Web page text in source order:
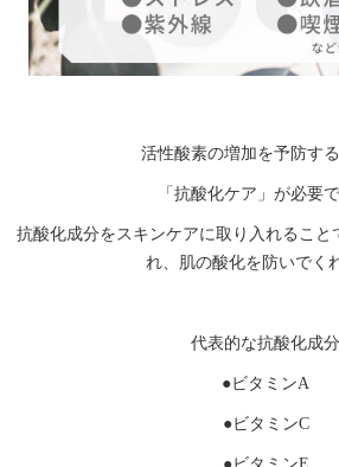
活性酸素の増加を予防す
「抗酸化ケア」が必要で
抗酸化成分をスキンケアに取り入れること
れ、肌の酸化を防いでく
代表的な抗酸化成分
●ビタミンA
●ビタミンC